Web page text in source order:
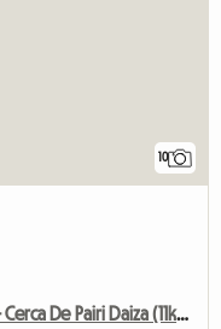
10
Estudio-Dormitorio De 48 M² - Cerca De Pairi Daiza (11kms)